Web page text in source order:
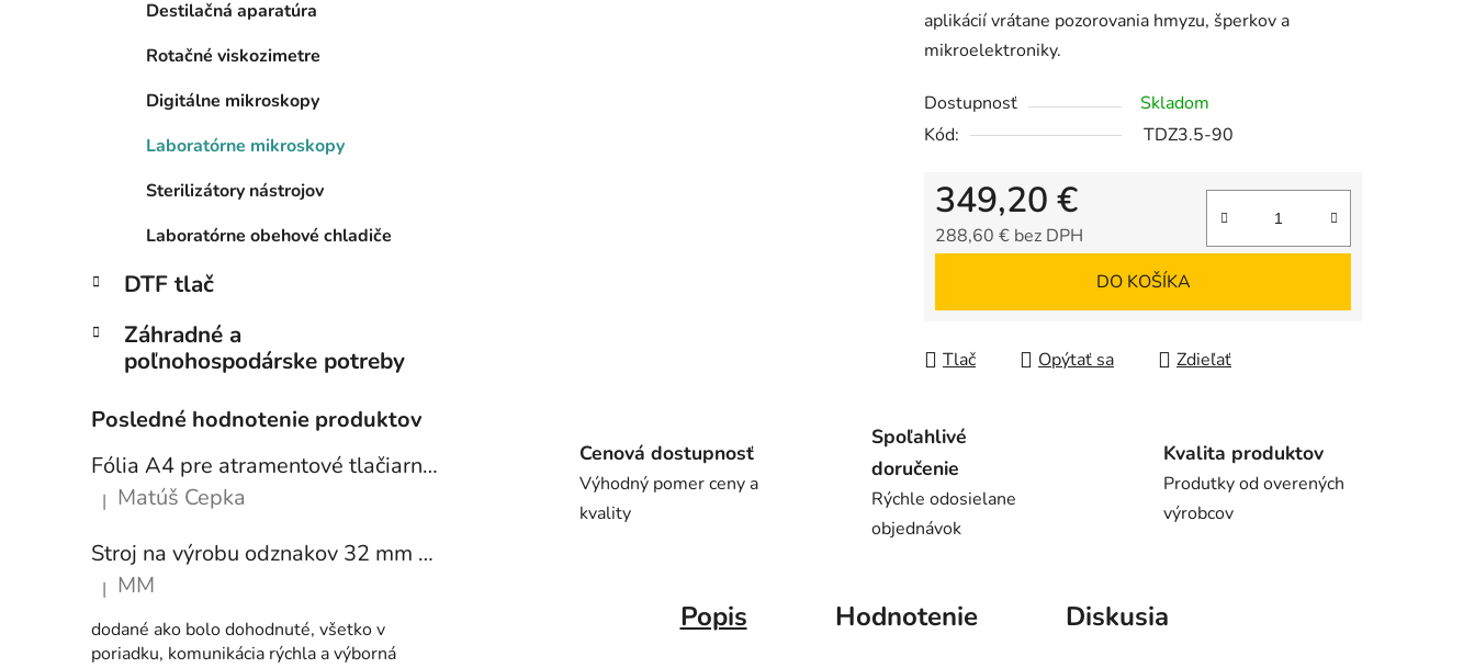
Destilačná aparatúra
Rotačné viskozimetre
Digitálne mikroskopy
Laboratórne mikroskopy
Sterilizátory nástrojov
Laboratórne obehové chladiče
DTF tlač
Záhradné a
poľnohospodárske potreby
Posledné hodnotenie produktov
Fólia A4 pre atramentové tlačiarne - sada 10 ks
Hodnotenie produktu je 5 z 5 hviezdičiek.
| Matúš Cepka
Stroj na výrobu odznakov 32 mm a 58 mm + 250 ks odznakov
Hodnotenie produktu je 5 z 5 hviezdičiek.
| MM
dodané ako bolo dohodnuté, všetko v
poriadku, komunikácia rýchla a výborná
aplikácií vrátane pozorovania hmyzu, šperkov a
mikroelektroniky.
Dostupnosť
Skladom
Kód:
TDZ3.5-90
349,20 €
288,60 € bez DPH
DO KOŠÍKA
Tlač Opýtať sa Zdieľať
Cenová dostupnosť
Výhodný pomer ceny a
kvality
Spoľahlivé
doručenie
Rýchle odosielane
objednávok
Kvalita produktov
Produtky od overených
výrobcov
Popis Hodnotenie Diskusia